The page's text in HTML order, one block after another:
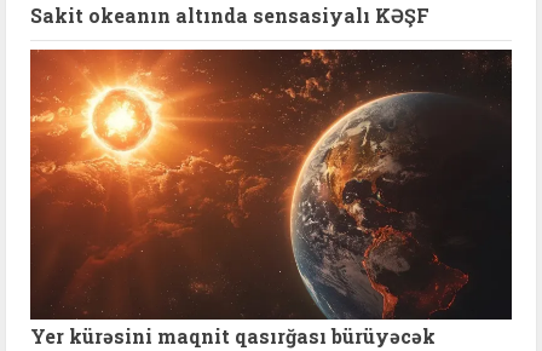
Sakit okeanın altında sensasiyalı KƏŞF
Yer kürəsini maqnit qasırğası bürüyəcək